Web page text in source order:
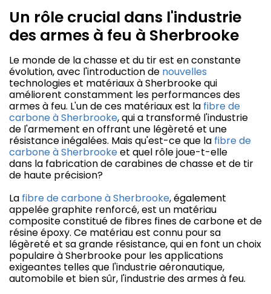
Un rôle crucial dans l'industrie
des armes à feu à Sherbrooke
Le monde de la chasse et du tir est en constante
évolution, avec l'introduction de nouvelles
technologies et matériaux à Sherbrooke qui
améliorent constamment les performances des
armes à feu. L'un de ces matériaux est la fibre de
carbone à Sherbrooke, qui a transformé l'industrie
de l'armement en offrant une légèreté et une
résistance inégalées. Mais qu'est-ce que la fibre de
carbone à Sherbrookeet quel rôle joue-t-elle
dans la fabrication de carabines de chasse et de tir
de haute précision?
La fibre de carbone à Sherbrooke, également
appelée graphite renforcé, est un matériau
composite constitué de fibres fines de carbone et de
résine époxy. Ce matériau est connu pour sa
légèreté et sa grande résistance, qui en font un choix
populaire à Sherbrooke pour les applications
exigeantes telles que l'industrie aéronautique,
automobile et bien sûr, l'industrie des armes à feu.